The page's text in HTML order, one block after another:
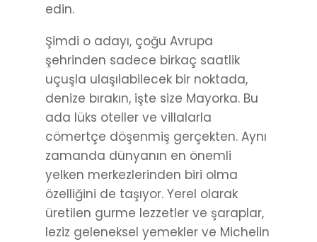
edin.
Şimdi o adayı, çoğu Avrupa
şehrinden sadece birkaç saatlik
uçuşla ulaşılabilecek bir noktada,
denize bırakın, işte size Mayorka. Bu
ada lüks oteller ve villalarla
cömertçe döşenmiş gerçekten. Aynı
zamanda dünyanın en önemli
yelken merkezlerinden biri olma
özelliğini de taşıyor. Yerel olarak
üretilen gurme lezzetler ve şaraplar,
leziz geleneksel yemekler ve Michelin